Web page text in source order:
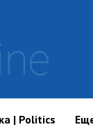
| Politics